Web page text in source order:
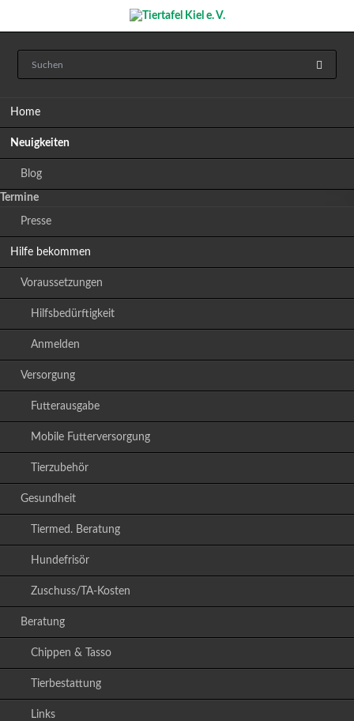
Home
Neuigkeiten
Blog
Termine
Presse
Hilfe bekommen
Voraussetzungen
Hilfsbedürftigkeit
Anmelden
Versorgung
Futterausgabe
Mobile Futterversorgung
Tierzubehör
Gesundheit
Tiermed. Beratung
Hundefrisör
Zuschuss/TA-Kosten
Beratung
Chippen & Tasso
Tierbestattung
Links